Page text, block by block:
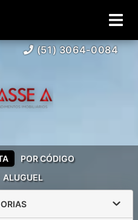
(51) 3064-0084
ALUGUEL
POR CÓDIGO